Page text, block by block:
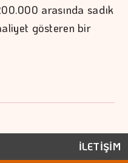
arasında sadık
gösteren bir
İLETİŞİM